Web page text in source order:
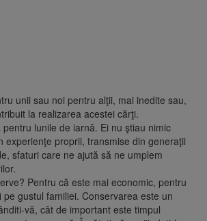
unii sau noi pentru alţii, mai inedite sau,
la realizarea acestei cărţi.
lunile de iarnă. Ei nu ştiau nimic
proprii, transmise din generaţii
sfaturi care ne ajută să ne umplem
Pentru că este mai economic, pentru
gustul familiei. Conservarea este un
vă, cât de important este timpul